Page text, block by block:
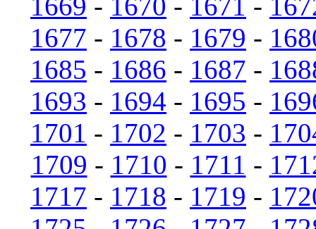
1677 - 1678 - 1679 -
1685 - 1686 - 1687 -
1693 - 1694 - 1695 -
1701 - 1702 - 1703 -
1709 - 1710 - 1711 -
1717 - 1718 - 1719 -